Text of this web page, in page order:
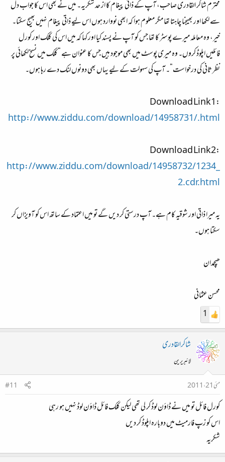
محترم شاکر القادری صاحب، آپ کے ذاتی پیغام کا از حد شکریہ۔ میں نے بھی اس کا جواب دل
سے لکھا اور بھیجنا چاہتا تھا مگر معلوم ہوا کہ ابھی نووارد ہوں اس لیے ذاتی پیغام نہیں بھیج سکتا۔
خیر، وہ معاملہ میرے پوسٹر کا تھا جس کو آپ نے پسند کیا اور کہا کہ میں اس کی کلک اور کورل
فائلیں اپلوڈ کروں۔ وہ میری پوسٹ میں بھی موجود ہیں جس کا عنوان ہے “کلک میں نسخ لکھائی پر
نظر ثانی کی درخواست“۔ آپ کی سہولت کے لیے یہاں بھی دونوں لنک دے رہا ہوں۔
Download Link1:
http://www.ziddu.com/download/14958731/.html
Download Link2:
http://www.ziddu.com/download/14958732/1234_
2.cdr.html
یہ میرا ذاتی اور شوقیہ کام ہے۔ آپ درستی کر دیں گے تو میں اعتماد کے ساتھ اس کو آویزاں کر
سکتا ہوں۔
ھیچمدان
محسن عثمانی
1
شاکرالقادری
لائبریرین
مئی 21، 2011
#11
کورل فائل تو میں نے ڈاؤن لوڈ کر لی تھی لیکن کلک فائل ڈاؤن لوڈ نہیں ہو رہی
اس کو زپ فارمیٹ میں دوبارہ اپلوڈ کر دیں
شکریہ